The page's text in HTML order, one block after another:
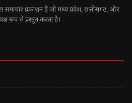
समाचार प्रकाशन है जो मध्य प्रदेश, छत्तीसगढ़, और
रूप से प्रस्तुत करता है।